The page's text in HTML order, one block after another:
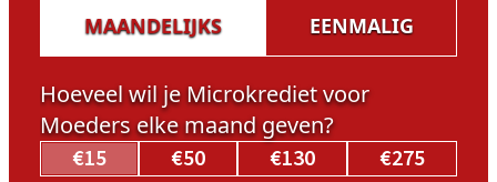
MAANDELIJKS EENMALIG
Hoeveel wil je Microkrediet voor
Moeders elke maand geven?
€15 €50 €130 €275